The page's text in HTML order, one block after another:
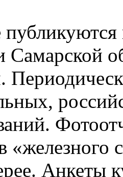
публикуются
Самарской
«железного
Анкеты